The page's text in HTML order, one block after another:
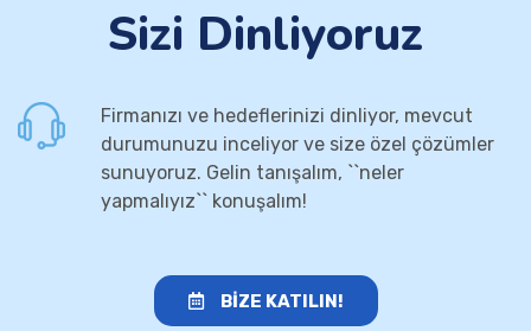
Sizi Dinliyoruz
Firmanızı ve hedeflerinizi dinliyor, mevcut
durumunuzu inceliyor ve size özel çözümler
sunuyoruz. Gelin tanışalım, ``neler
yapmalıyız`` konuşalım!
BİZE KATILIN!